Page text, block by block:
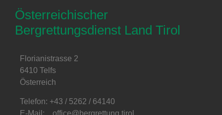
Österreichischer
Bergrettungsdienst Land Tirol
Florianistrasse 2
6410 Telfs
Österreich
Telefon: +43 / 5262 / 64140
E-Mail: office@bergrettung.tirol